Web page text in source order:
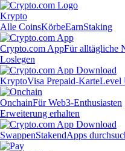
Krypto
Alle CoinsKörbeEarnStaking
Crypto.com AppFür alltägliche
Loslegen
KryptoVisa Prepaid-KarteLevel
OnchainFür Web3-Enthusiasten
Erweiterung erhalten
SwappenStakendApps